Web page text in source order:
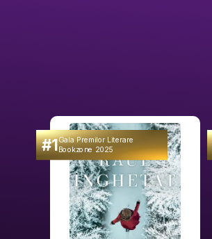
#1Gala Premilor Literare
Bookzone 2025